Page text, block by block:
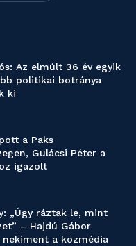
Az elmúlt 36 év egyik
politikai botránya
ki
a Paks
Gulácsi Péter a
igazolt
„Úgy ráztak le, mint
– Hajdú Gábor
nekiment a közmédia